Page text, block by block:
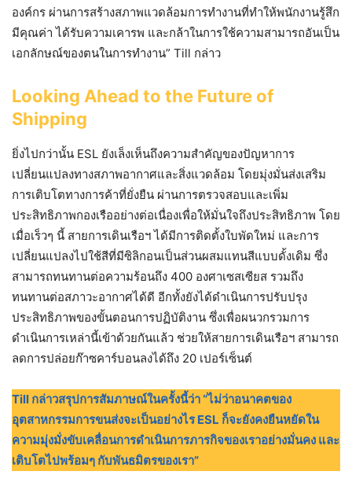
องค์กร ผ่านการสร้างสภาพแวดล้อมการทำงานที่ทำให้พนักงานรู้สึก
มีคุณค่า ได้รับความเคารพ และกล้าในการใช้ความสามารถอันเป็น
เอกลักษณ์ของตนในการทำงาน” Till กล่าว
Looking Ahead to the Future of
Shipping
ยิ่งไปกว่านั้น ESL ยังเล็งเห็นถึงความสำคัญของปัญหาการ
เปลี่ยนแปลงทางสภาพอากาศและสิ่งแวดล้อม โดยมุ่งมั่นส่งเสริม
การเติบโตทางการค้าที่ยั่งยืน ผ่านการตรวจสอบและเพิ่ม
ประสิทธิภาพกองเรืออย่างต่อเนื่องเพื่อให้มั่นใจถึงประสิทธิภาพ โดย
เมื่อเร็วๆ นี้ สายการเดินเรือฯ ได้มีการติดตั้งใบพัดใหม่ และการ
เปลี่ยนแปลงไปใช้สีที่มีซิลิกอนเป็นส่วนผสมแทนสีแบบดั้งเดิม ซึ่ง
สามารถทนทานต่อความร้อนถึง 400 องศาเซสเซียส รวมถึง
ทนทานต่อสภาวะอากาศได้ดี อีกทั้งยังได้ดำเนินการปรับปรุง
ประสิทธิภาพของขั้นตอนการปฏิบัติงาน ซึ่งเพื่อผนวกรวมการ
ดำเนินการเหล่านี้เข้าด้วยกันแล้ว ช่วยให้สายการเดินเรือฯ สามารถ
ลดการปล่อยก๊าซคาร์บอนลงได้ถึง 20 เปอร์เซ็นต์
Till กล่าวสรุปการสัมภาษณ์ในครั้งนี้ว่า “ไม่ว่าอนาคตของ
อุตสาหกรรมการขนส่งจะเป็นอย่างไร ESL ก็จะยังคงยืนหยัดใน
ความมุ่งมั่งขับเคลื่อนการดำเนินการภารกิจของเราอย่างมั่นคง และ
เติบโตไปพร้อมๆ กับพันธมิตรของเรา”